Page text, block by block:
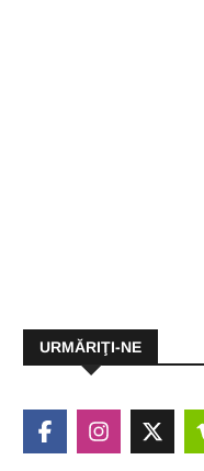
URMĂRIŢI-NE